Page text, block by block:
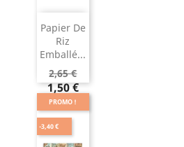
Papier De
Riz
Emballé...
2,65 €
1,50 €
PROMO !
-3,40 €